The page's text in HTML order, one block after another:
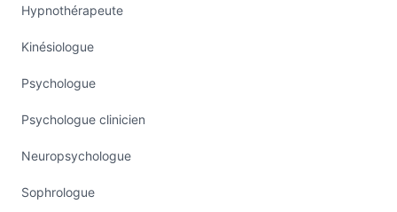
Hypnothérapeute
Kinésiologue
Psychologue
Psychologue clinicien
Neuropsychologue
Sophrologue